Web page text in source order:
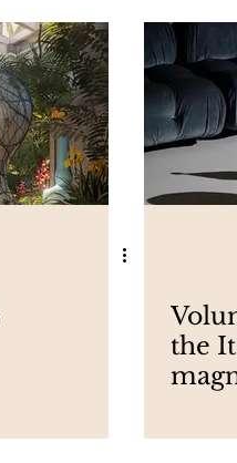
the